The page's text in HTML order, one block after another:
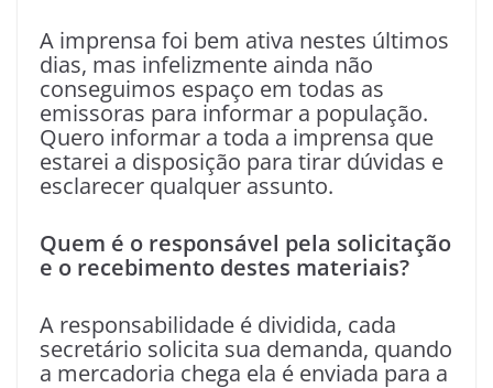
A imprensa foi bem ativa nestes últimos
dias, mas infelizmente ainda não
conseguimos espaço em todas as
emissoras para informar a população.
Quero informar a toda a imprensa que
estarei a disposição para tirar dúvidas e
esclarecer qualquer assunto.
Quem é o responsável pela solicitação
e o recebimento destes materiais?
A responsabilidade é dividida, cada
secretário solicita sua demanda, quando
a mercadoria chega ela é enviada para a